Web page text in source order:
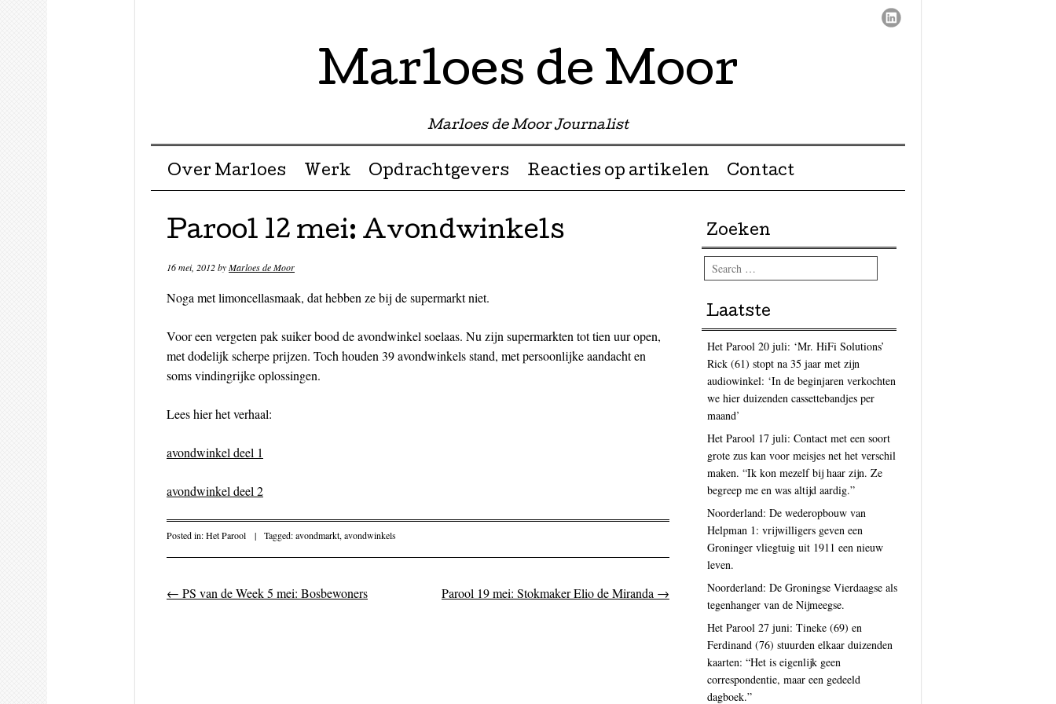
Marloes de Moor
Marloes de Moor Journalist
Menu ☰
Skip to content
Over Marloes Werk Opdrachtgevers Reacties op artikelen Contact
Parool 12 mei: Avondwinkels
16 mei, 2012byMarloes de Moor
Noga met limoncellasmaak, dat hebben ze bij de supermarkt niet.
Voor een vergeten pak suiker bood de avondwinkel soelaas. Nu zijn supermarkten tot tien uur open,
met dodelijk scherpe prijzen. Toch houden 39 avondwinkels stand, met persoonlijke aandacht en
soms vindingrijke oplossingen.
Lees hier het verhaal:
avondwinkel deel 1
avondwinkel deel 2
Posted in:Het Parool | Tagged:avondmarkt, avondwinkels
Post navigation
← PS van de Week 5 mei: Bosbewoners Parool 19 mei: Stokmaker Elio de Miranda →
Zoeken
Search
Laatste
Het Parool 20 juli: ‘Mr. HiFi Solutions’
Rick (61) stopt na 35 jaar met zijn
audiowinkel: ‘In de beginjaren verkochten
we hier duizenden cassettebandjes per
maand’
Het Parool 17 juli: Contact met een soort
grote zus kan voor meisjes net het verschil
maken. “Ik kon mezelf bij haar zijn. Ze
begreep me en was altijd aardig.”
Noorderland: De wederopbouw van
Helpman 1: vrijwilligers geven een
Groninger vliegtuig uit 1911 een nieuw
leven.
Noorderland: De Groningse Vierdaagse als
tegenhanger van de Nijmeegse.
Het Parool 27 juni: Tineke (69) en
Ferdinand (76) stuurden elkaar duizenden
kaarten: “Het is eigenlijk geen
correspondentie, maar een gedeeld
dagboek.”